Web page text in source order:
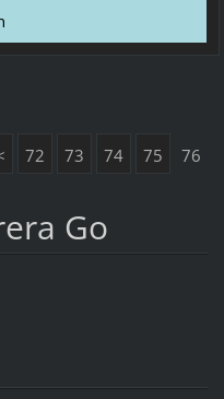
72 73 74 75 76
Go